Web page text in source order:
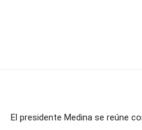
El presidente Medina se reúne